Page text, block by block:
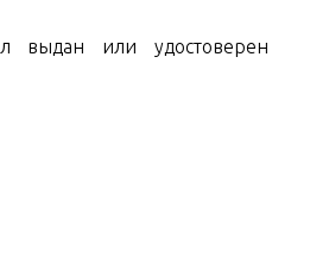
выдан или удостоверен